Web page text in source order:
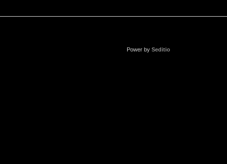
Power by Seditio